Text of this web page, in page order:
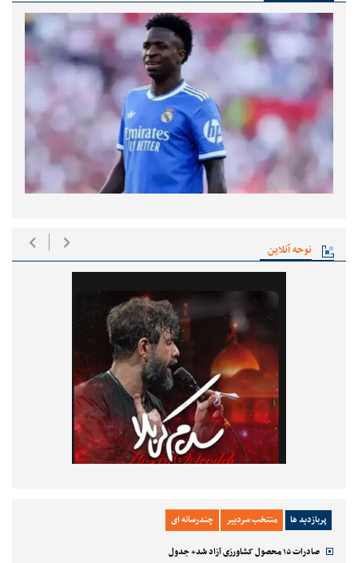
نوحه آنلاین
پربازدید ها منتخب سردبیر چندرسانه ای
صادرات ۱۵ محصول کشاورزی آزاد شد+ جدول